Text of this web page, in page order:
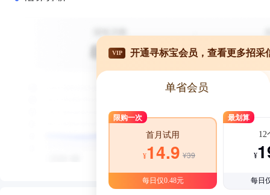
VIP 开通寻标宝会员，查看更多招采
单省会员
限购一次
首月试用
¥14.9 ¥39
每日仅0.48元
最划算
12
¥
每日